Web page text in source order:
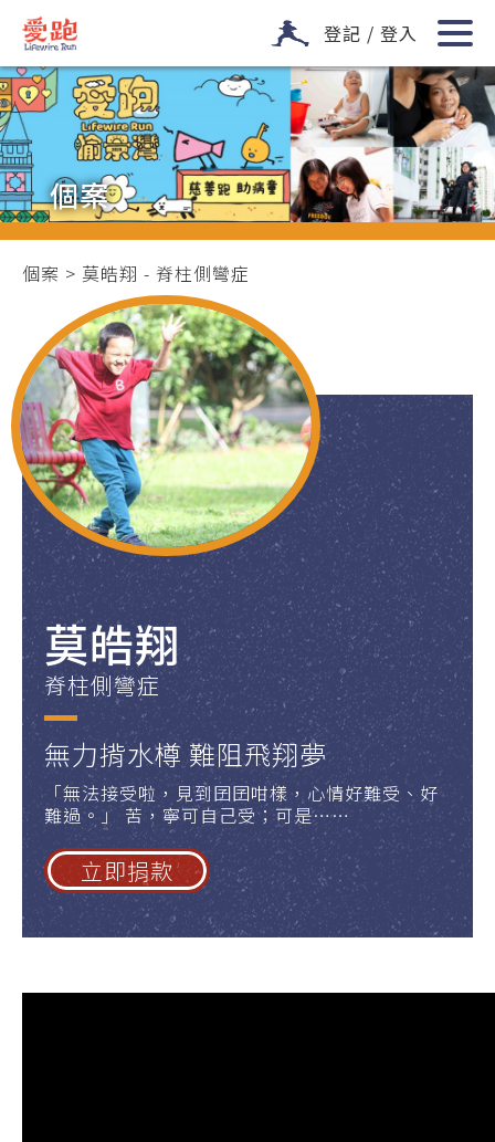
登記 / 登入
個案
個案 > 莫皓翔 - 脊柱側彎症
莫皓翔
脊柱側彎症
無力揹水樽 難阻飛翔夢
「無法接受啦，見到囝囝咁樣，心情好難受、好
難過。」 苦，寧可自己受；可是……
立即捐款